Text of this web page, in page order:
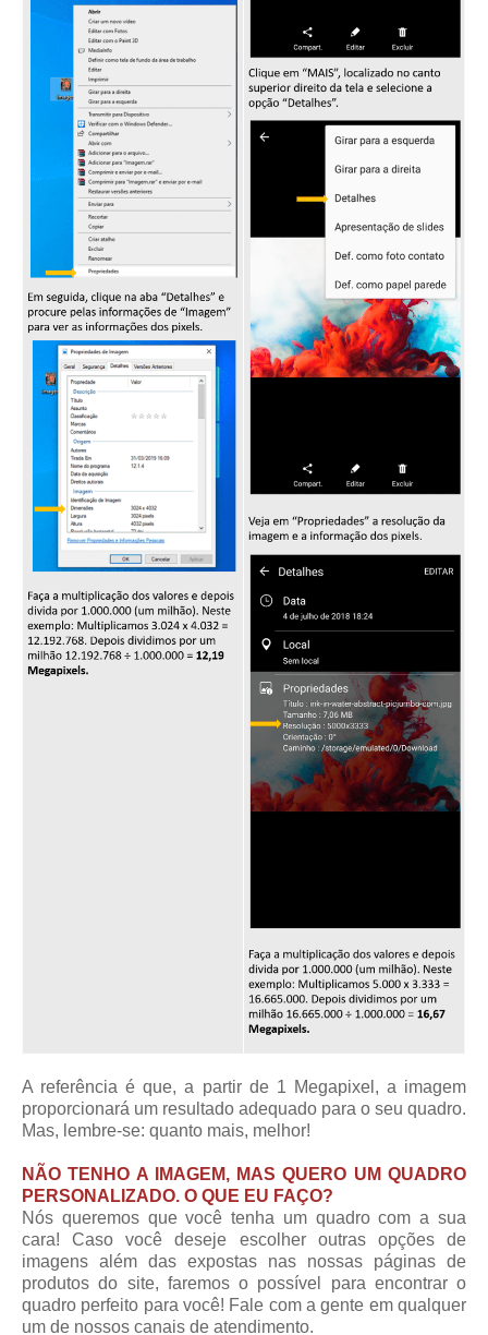
A referência é que, a partir de 1 Megapixel, a imagem
proporcionará um resultado adequado para o seu quadro.
Mas, lembre-se: quanto mais, melhor!
NÃO TENHO A IMAGEM, MAS QUERO UM QUADRO
PERSONALIZADO. O QUE EU FAÇO?
Nós queremos que você tenha um quadro com a sua
cara! Caso você deseje escolher outras opções de
imagens além das expostas nas nossas páginas de
produtos do site, faremos o possível para encontrar o
quadro perfeito para você! Fale com a gente em qualquer
um de nossos canais de atendimento.